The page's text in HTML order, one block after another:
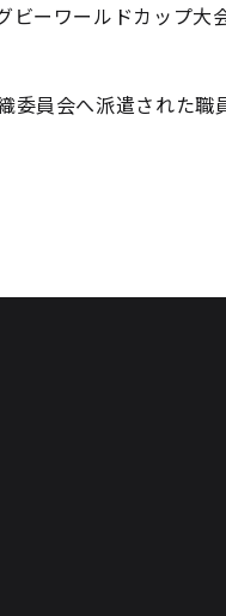
ーワールドカップ大
員会へ派遣された